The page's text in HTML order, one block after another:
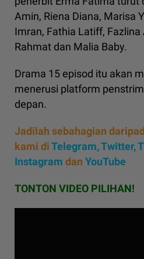
Amin, Riena Diana, Marisa
Imran, Fathia Latiff,
Rahmat dan Malia Baby.
Drama 15 episod itu akan
menerusi platform
depan.
Jadilah sebahagian
kami diTelegram,Twitter,
Instagram dan YouTube
TONTON VIDEO PILIHAN!